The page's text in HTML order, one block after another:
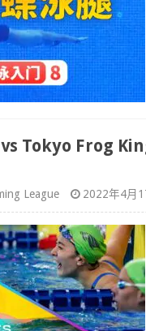
Tokyo Frog
League 2022年4月